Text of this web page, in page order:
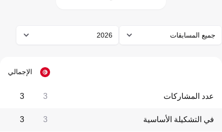
جميع المسابقات 2026
الإجمالي
عدد المشاركات 3
3
في التشكيلة الأساسية 3
3